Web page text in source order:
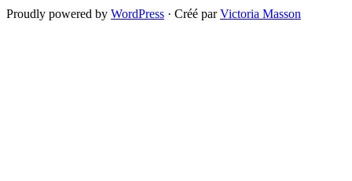
Proudly powered by WordPress · Créé parVictoria Masson